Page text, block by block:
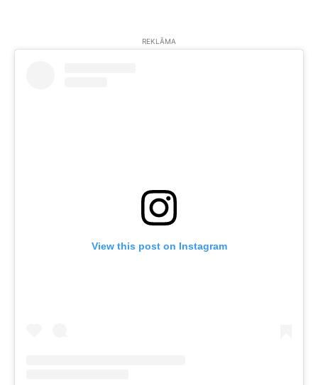
REKLĀMA
View this post on Instagram